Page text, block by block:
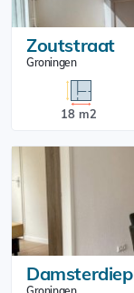
Zoutstraat
Groningen
18 m2
Damsterdiep